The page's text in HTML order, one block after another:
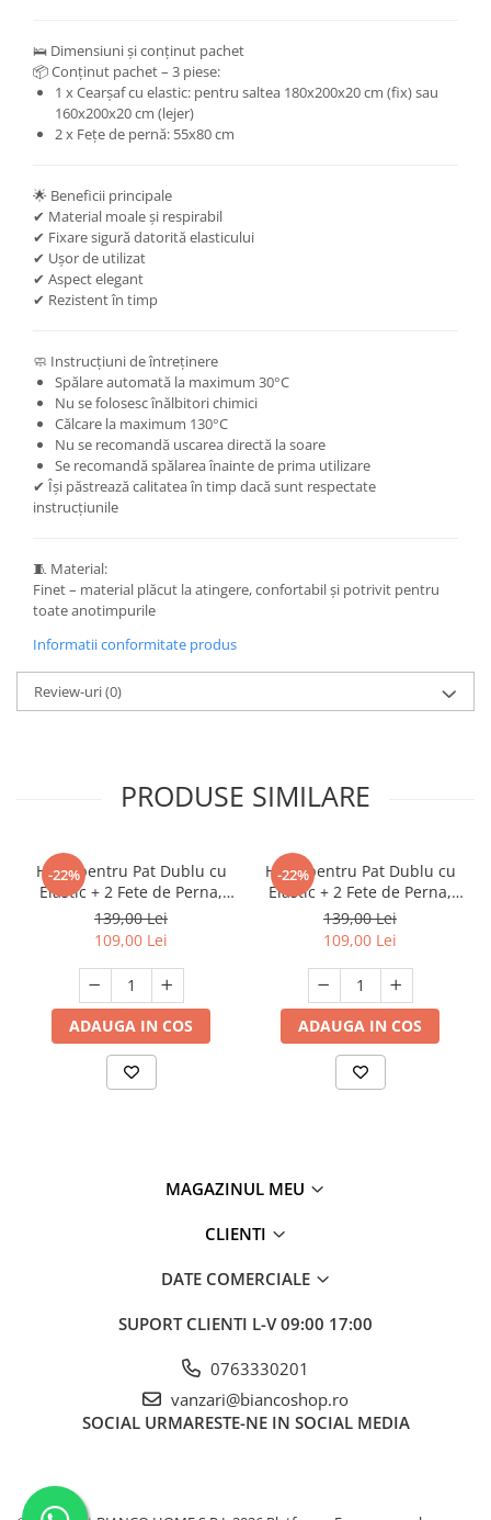
🛌 Dimensiuni și conținut pachet
📦 Conținut pachet – 3 piese:
1 x Cearșaf cu elastic: pentru saltea 180x200x20 cm (fix) sau
160x200x20 cm (lejer)
2 x Fețe de pernă: 55x80 cm
🌟 Beneficii principale
✔ Material moale și respirabil
✔ Fixare sigură datorită elasticului
✔ Ușor de utilizat
✔ Aspect elegant
✔ Rezistent în timp
🧼 Instrucțiuni de întreținere
Spălare automată la maximum 30°C
Nu se folosesc înălbitori chimici
Călcare la maximum 130°C
Nu se recomandă uscarea directă la soare
Se recomandă spălarea înainte de prima utilizare
✔ Își păstrează calitatea în timp dacă sunt respectate
instrucțiunile
🧵 Material:
Finet – material plăcut la atingere, confortabil și potrivit pentru
toate anotimpurile
Informatii conformitate produs
Review-uri(0)
PRODUSE SIMILARE
-22%
Husa pentru Pat Dublu cu
Elastic + 2 Fete de Perna,
Finet Premium
139,00 Lei
109,00 Lei
ADAUGA IN COS
-22%
Husa pentru Pat Dublu cu
Elastic + 2 Fete de Perna,
Finet Premium
139,00 Lei
109,00 Lei
ADAUGA IN COS
MAGAZINUL MEU
CLIENTI
DATE COMERCIALE
SUPORT CLIENTI L-V 09:00 17:00
0763330201
vanzari@biancoshop.ro
SOCIAL URMARESTE-NE IN SOCIAL MEDIA